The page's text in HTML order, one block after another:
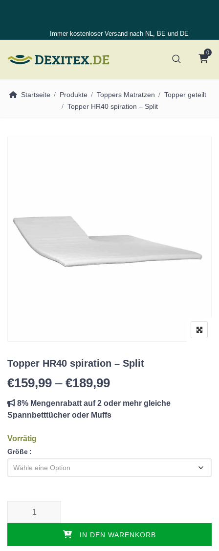
Immer kostenloser Versand nach NL, BE und DE
0
Startseite Produkte Toppers Matratzen
Topper geteilt
Topper HR40 spiration – Split
Topper HR40 spiration – Split
€159,99 – €189,99Preisspanne:
8% Mengenrabatt auf 2 oder mehr gleiche
Spannbetttücher oder Muffs
Vorrätig
Größe
IN DEN WARENKORB